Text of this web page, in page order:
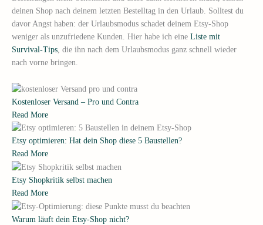
deinen Shop nach deinem letzten Bestelltag in den Urlaub. Solltest du
davor Angst haben: der Urlaubsmodus schadet deinem Etsy-Shop
weniger als unzufriedene Kunden. Hier habe ich eine Liste mit
Survival-Tips , die ihn nach dem Urlaubsmodus ganz schnell wieder
nach vorne bringen.
Kostenloser Versand – Pro und Contra
Read More
Etsy optimieren: Hat dein Shop diese 5 Baustellen?
Read More
Etsy Shopkritik selbst machen
Read More
Warum läuft dein Etsy-Shop nicht?